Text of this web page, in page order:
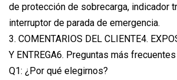
de protección de sobrecarga, indicador
interruptor de parada de emergencia.
3. COMENTARIOS DEL CLIENTE4.
Y ENTREGA6. Preguntas más frecuentes
Q1: ¿Por qué elegirnos?